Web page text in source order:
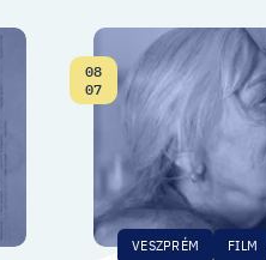
VESZPRÉM FILM
Date:
08
07